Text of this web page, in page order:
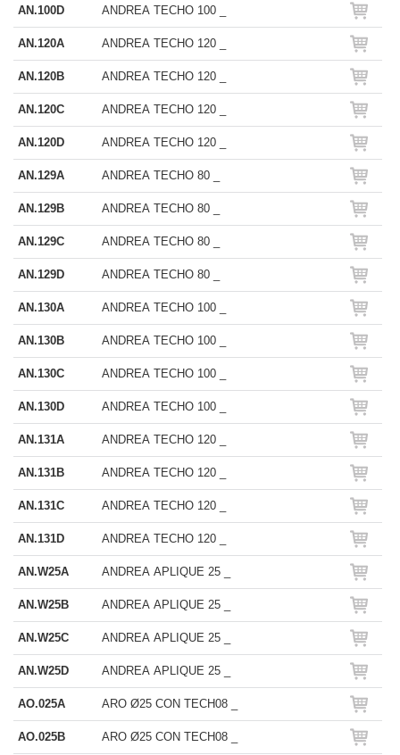
AN.100D ANDREA TECHO 100 _
AN.120A ANDREA TECHO 120 _
AN.120B ANDREA TECHO 120 _
AN.120C ANDREA TECHO 120 _
AN.120D ANDREA TECHO 120 _
AN.129A ANDREA TECHO 80 _
AN.129B ANDREA TECHO 80 _
AN.129C ANDREA TECHO 80 _
AN.129D ANDREA TECHO 80 _
AN.130A ANDREA TECHO 100 _
AN.130B ANDREA TECHO 100 _
AN.130C ANDREA TECHO 100 _
AN.130D ANDREA TECHO 100 _
AN.131A ANDREA TECHO 120 _
AN.131B ANDREA TECHO 120 _
AN.131C ANDREA TECHO 120 _
AN.131D ANDREA TECHO 120 _
AN.W25A ANDREA APLIQUE 25 _
AN.W25B ANDREA APLIQUE 25 _
AN.W25C ANDREA APLIQUE 25 _
AN.W25D ANDREA APLIQUE 25 _
AO.025A ARO Ø25 CON TECH08 _
AO.025B ARO Ø25 CON TECH08 _